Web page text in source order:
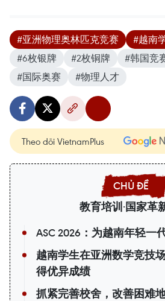
#亚洲物理奥林匹克竞赛 #越南
#6枚银牌
#2枚铜牌 #韩国竞
#国际奥赛
#物理人才
Theo dõi VietnamPlus
教育培训·国家革
ASC 2026：为越南年轻一
越南学生在亚洲数学竞技
得优异成绩
抓紧完善校舍，改善困难